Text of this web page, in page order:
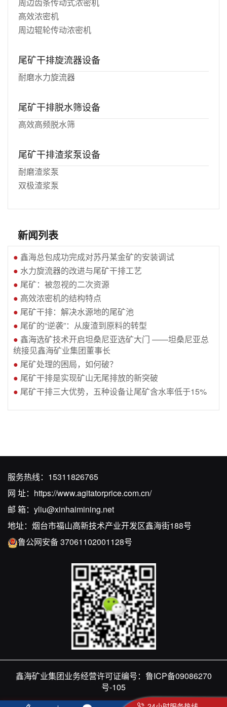
高效浓密机
周边辊轮传动浓密机
尾矿干排旋流器设备
耐磨水力旋流器
尾矿干排脱水筛设备
高效高频脱水筛
尾矿干排渣浆泵设备
耐磨渣浆泵
双极渣浆泵
新闻列表
● 鑫海总包成功完成对苏丹某金矿的安装调试
● 水力旋流器的改进与尾矿干排工艺
● 尾矿：被忽视的二次资源
● 高效浓密机的结构特点
● 尾矿干排：解决水源地的尾矿池
● 尾矿的“逆袭”：从废渣到原料的转型
● 鑫海选矿技术开启坦桑尼亚选矿大门 ——坦桑尼亚总
统接见鑫海矿业集团董事长
● 尾矿处理的困局，如何破？
● 尾矿干排是实现矿山无尾排放的新突破
● 尾矿干排三大优势，五种设备让尾矿含水率低于15%
服务热线： 15311826765
网 址： https://www.agitatorprice.com.cn/
邮 箱： yliu@xinhaimining.net
地址：烟台市福山高新技术产业开发区鑫海街188号
鲁公网安备 37061102001128号
鑫海矿业集团业务经营许可证编号： 鲁ICP备09086270
号-105